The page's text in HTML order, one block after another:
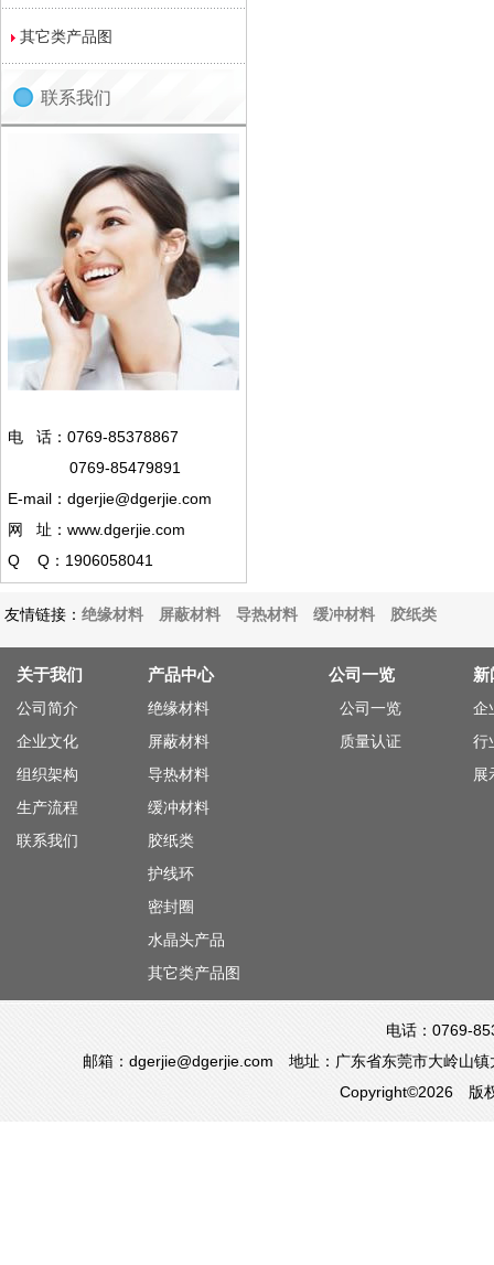
其它类产品图
联系我们
电 话：0769-85378867
0769-85479891
E-mail：dgerjie@dgerjie.com
网 址：www.dgerjie.com
Q Q：1906058041
友情链接： 绝缘材料 屏蔽材料 导热材料 缓冲材料 胶纸类
关于我们 产品中心 公司一览 新
公司简介
企业文化
组织架构
生产流程
联系我们
绝缘材料
屏蔽材料
导热材料
缓冲材料
胶纸类
护线环
密封圈
水晶头产品
其它类产品图
公司一览
质量认证
企
行
展
电话：0769-
邮箱：dgerjie@dgerjie.com 地址：广东省东莞市大岭山
Copyright©2026 版